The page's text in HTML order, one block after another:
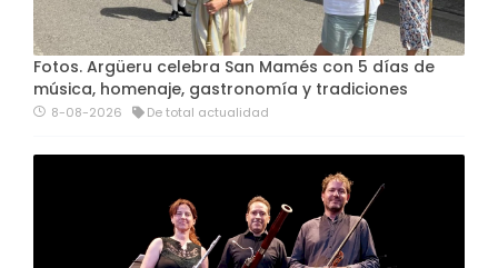
Fotos. Argüeru celebra San Mamés con 5 días de
música, homenaje, gastronomía y tradiciones
8-08-2026 De total actualidad